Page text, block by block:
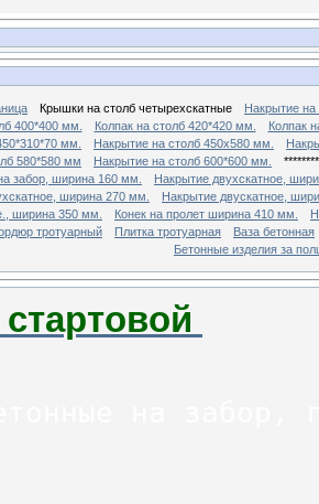
Крышки на столб четырехскатные
Накрытие
400*400 мм.
Колпак на столб 420*420 мм.
Колпак
мм.
Накрытие на столб 450х580 мм.
580*580 мм
Накрытие на столб 600*600 мм.
забор, ширина 160 мм.
Накрытие двухскатное,
ширина 270 мм.
Накрытие двускатное,
ширина 350 мм.
Конек на пролет ширина 410 мм.
тротуарный Плитка тротуарная
Ваза бетонная
Бетонные изделия за